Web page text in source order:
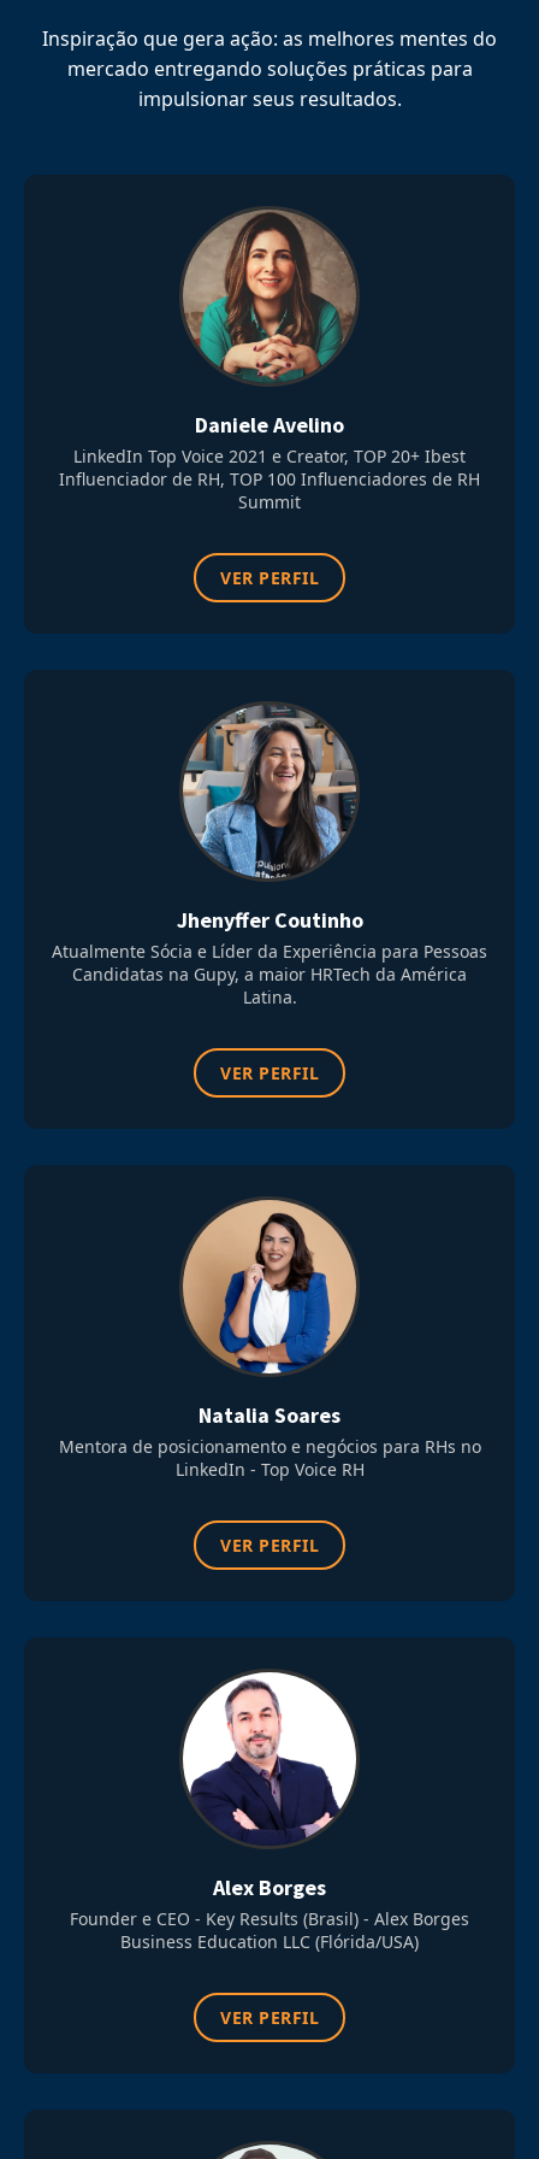
Inspiração que gera ação: as melhores mentes do
mercado entregando soluções práticas para
impulsionar seus resultados.
Daniele Avelino
LinkedIn Top Voice 2021 e Creator, TOP 20+ Ibest
Influenciador de RH, TOP 100 Influenciadores de RH
Summit
VER PERFIL
Jhenyffer Coutinho
Atualmente Sócia e Líder da Experiência para Pessoas
Candidatas na Gupy, a maior HRTech da América
Latina.
VER PERFIL
Natalia Soares
Mentora de posicionamento e negócios para RHs no
LinkedIn - Top Voice RH
VER PERFIL
Alex Borges
Founder e CEO - Key Results (Brasil) - Alex Borges
Business Education LLC (Flórida/USA)
VER PERFIL